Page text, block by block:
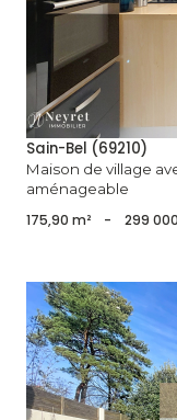
Sain-Bel (69210)
Maison de village
aménageable
175,90 m² - 299